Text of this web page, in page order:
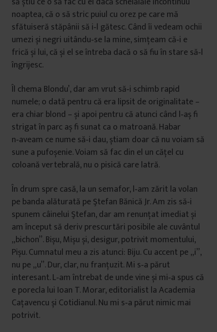
noaptea, că o să stric puiul cu orez pe care mă
sfătuiseră stăpânii să i‑l gătesc. Când îi vedeam ochii
umezi și negri uitându‑se la mine, simțeam că‑i e
frică și lui, că și el se întreba dacă o să fiu în stare să‑l
îngrijesc.
Îl chema Blondu’, dar am vrut să‑i schimb rapid
numele; o dată pentru că era lipsit de originalitate –
era chiar blond – și apoi pentru că atunci când l‑aș fi
strigat în parc aș fi sunat ca o matroană. Habar
n‑aveam ce nume să‑i dau, știam doar că nu voiam să
sune a pufoșenie. Voiam să fac din el un cățel cu
coloană vertebrală, nu o pisică care latră.
În drum spre casă, la un semafor, l‑am zărit la volan
pe banda alăturată pe Ştefan Bănică Jr. Am zis să‑i
spunem câinelui Ştefan, dar am renunțat imediat și
am început să deriv prescurtări posibile ale cuvântul
„bichon”. Bișu, Mișu și, desigur, potrivit momentului,
Pișu. Cumnatul meu a zis atunci: Biju. Cu accent pe „i”,
nu pe „u”. Dur, clar, nu franțuzit. Mi s‑a părut
interesant. L‑am întrebat de unde vine și mi‑a spus că
e porecla lui Ioan T. Morar, editorialist la Academia
Cațavencu și Cotidianul. Nu mi s‑a părut nimic mai
potrivit.